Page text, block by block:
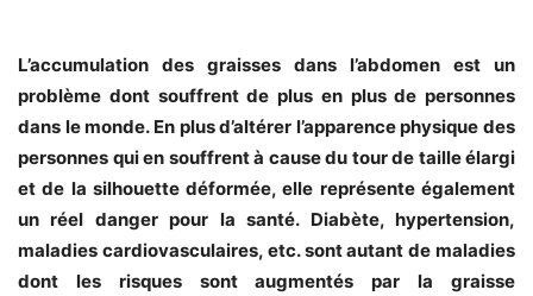
L’accumulation des graisses dans l’abdomen est un
problème dont souffrent de plus en plus de personnes
dans le monde. En plus d’altérer l’apparence physique des
personnes qui en souffrent à cause du tour de taille élargi
et de la silhouette déformée, elle représente également
un réel danger pour la santé. Diabète, hypertension,
maladies cardiovasculaires, etc. sont autant de maladies
dont les risques sont augmentés par la graisse